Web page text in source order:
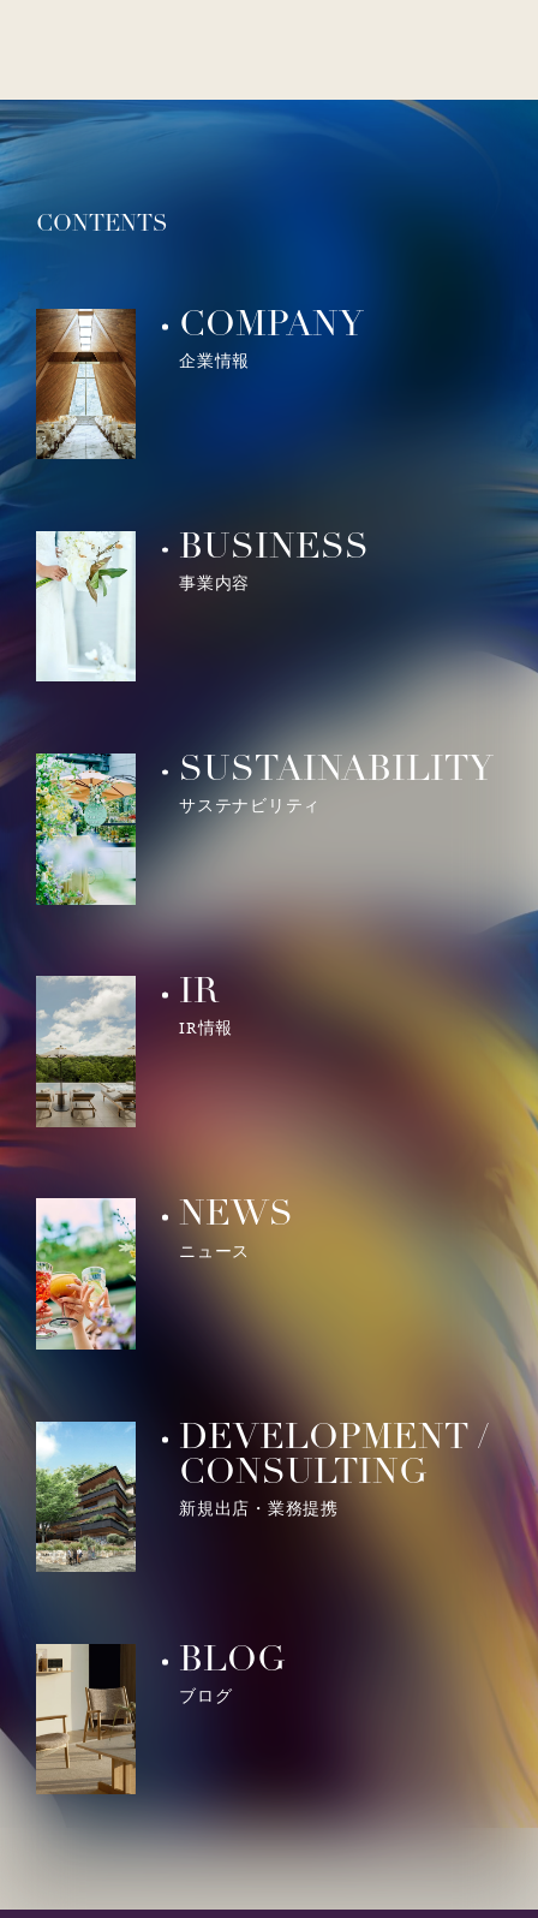
CONTENTS
COMPANY
企業情報
BUSINESS
事業内容
SUSTAINABILITY
サステナビリティ
IR
IR情報
NEWS
ニュース
DEVELOPMENT /
CONSULTING
新規出店・業務提携
BLOG
ブログ